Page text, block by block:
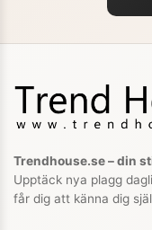
Trendhouse.se – din
Upptäck nya plagg
får dig att känna dig